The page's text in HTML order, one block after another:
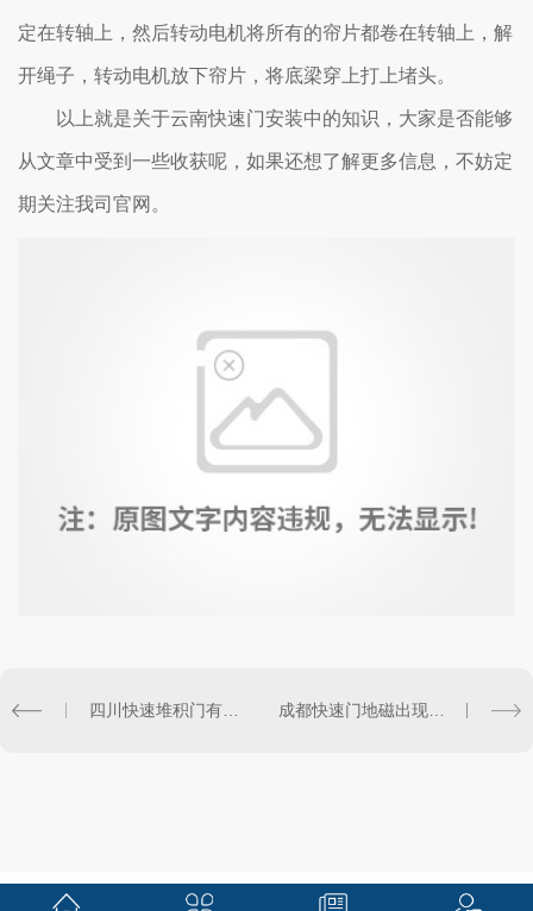
定在转轴上，然后转动电机将所有的帘片都卷在转轴上，解
开绳子，转动电机放下帘片，将底梁穿上打上堵头。
以上就是关于云南快速门安装中的知识，大家是否能够
从文章中受到一些收获呢，如果还想了解更多信息，不妨定
期关注我司官网。